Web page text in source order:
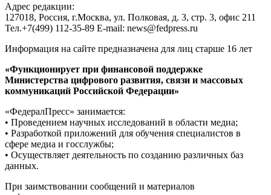
Адрес редакции:
127018, Россия, г.Москва, ул. Полковая, д. 3, стр. 3, офис 211
Тел.+7(499) 112-35-89 E-mail: news@fedpress.ru
Информация на сайте предназначена для лиц старше 16 лет
«Функционирует при финансовой поддержке
Министерства цифрового развития, связи и массовых
коммуникаций Российской Федерации»
«ФедералПресс» занимается:
• Проведением научных исследований в области медиа;
• Разработкой приложений для обучения специалистов в
сфере медиа и госслужбы;
• Осуществляет деятельность по созданию различных баз
данных.
При заимствовании сообщений и материалов